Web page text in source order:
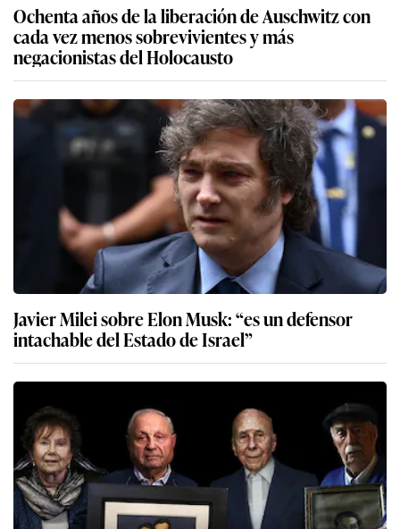
Ochenta años de la liberación de Auschwitz con
cada vez menos sobrevivientes y más
negacionistas del Holocausto
Javier Milei sobre Elon Musk: “es un defensor
intachable del Estado de Israel”